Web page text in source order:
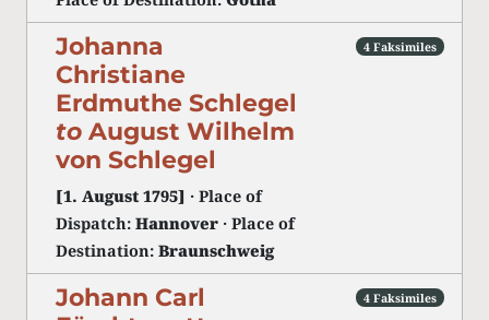
Johanna
Christiane
Erdmuthe Schlegel
to August Wilhelm
von Schlegel
[1. August 1795] · Place of
Dispatch: Hannover · Place of
Destination: Braunschweig
4 Faksimiles
Johann Carl
4 Faksimiles